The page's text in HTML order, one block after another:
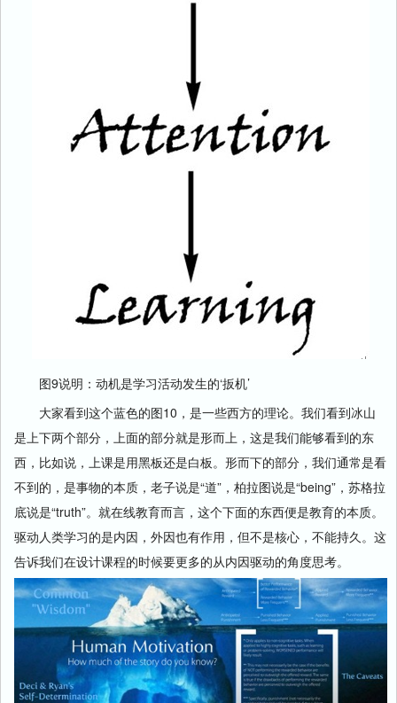
图9说明：动机是学习活动发生的‘扳机’
大家看到这个蓝色的图10，是一些西方的理论。我们看到冰山
是上下两个部分，上面的部分就是形而上，这是我们能够看到的东
西，比如说，上课是用黑板还是白板。形而下的部分，我们通常是看
不到的，是事物的本质，老子说是“道”，柏拉图说是“being”，苏格拉
底说是“truth”。就在线教育而言，这个下面的东西便是教育的本质。
驱动人类学习的是内因，外因也有作用，但不是核心，不能持久。这
告诉我们在设计课程的时候要更多的从内因驱动的角度思考。